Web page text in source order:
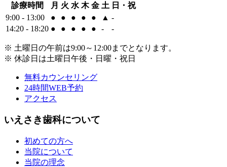
診療時間 月 火 水 木 金 土 日・祝
9:00 - 13:00
● ● ● ● ● ▲ -
14:20 - 18:20 ● ● ● ● ● - -
※ 土曜日の午前は9:00～12:00までとなります。
※ 休診日は土曜日午後・日曜・祝日
無料カウンセリング
24時間WEB予約
アクセス
いえさき歯科について
初めての方へ
当院について
当院の理念